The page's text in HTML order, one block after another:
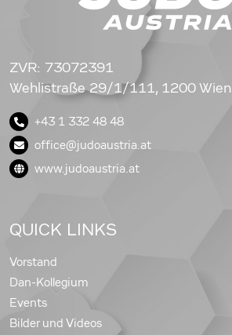
ZVR: 73072391
Wehlistraße 29/1/111, 1200 Wien
+43 1 332 48 48
office@judoaustria.at
www.judoaustria.at
QUICK LINKS
Vorstand
Dan-Kollegium
Events
Bilder und Videos